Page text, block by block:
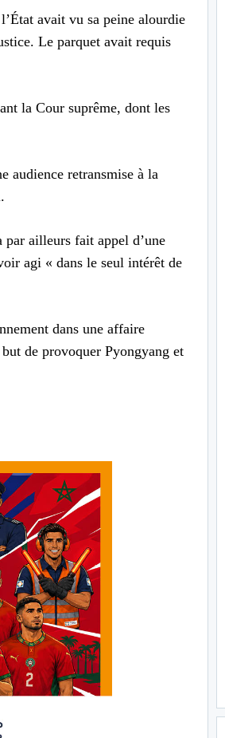
avait vu sa peine alourdie
Le parquet avait requis
la Cour suprême, dont les
audience retransmise à la
ailleurs fait appel d’une
agi « dans le seul intérêt de
dans une affaire
de provoquer Pyongyang et